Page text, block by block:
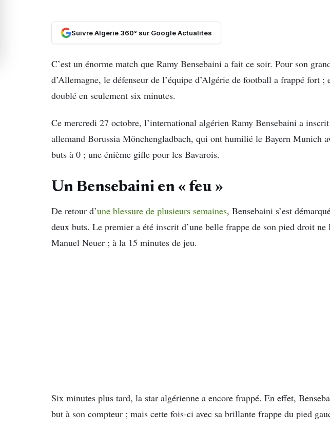
Suivre Algérie 360° sur Google Actualités
C’est un énorme match que Ramy Bensebaini a fait ce soir. Pour son
d’Allemagne, le défenseur de l’équipe d’Algérie de football a frappé fort ;
doublé en seulement six minutes.
Ce mercredi 27 octobre, l’international algérien Ramy Bensebaini a
allemand Borussia Mönchengladbach, qui ont humilié le Bayern Munich
buts à 0 ; une énième gifle pour les Bavarois.
Un Bensebaini en « feu »
De retour d’une blessure de plusieurs semaines, Bensebaini s’est
deux buts. Le premier a été inscrit d’une belle frappe de son pied droit ne
Manuel Neuer ; à la 15 minutes de jeu.
Six minutes plus tard, la star algérienne a encore frappé. En effet,
but à son compteur ; mais cette fois-ci avec sa brillante frappe du pied